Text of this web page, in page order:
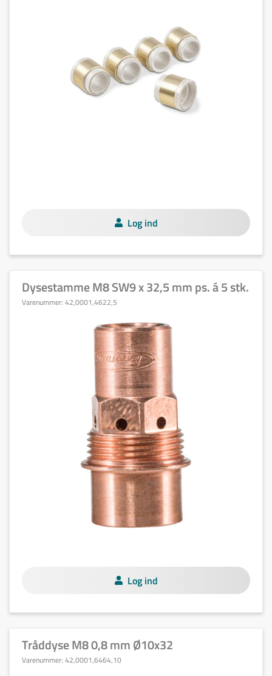
Log ind
Dysestamme M8 SW9 x 32,5 mm ps. á 5 stk.
Varenummer: 42,0001,4622,5
Log ind
Tråddyse M8 0,8 mm Ø10x32
Varenummer: 42,0001,6464,10